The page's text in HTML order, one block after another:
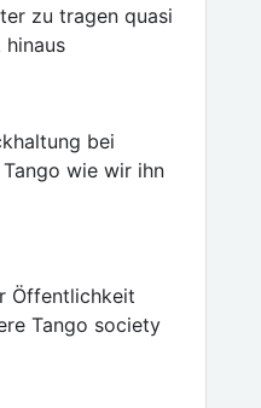
zu tragen quasi
hinaus
bei
wie wir ihn
Öffentlichkeit
Tango society